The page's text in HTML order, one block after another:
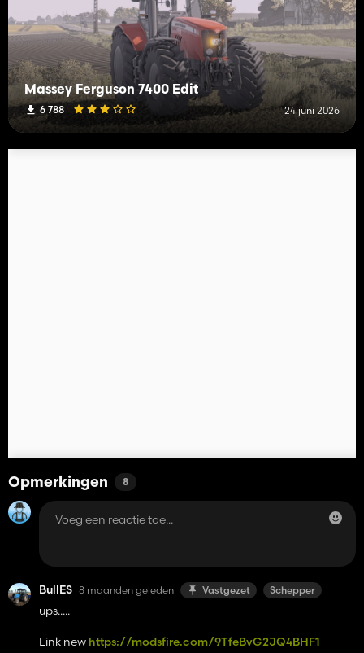
Massey Ferguson 7400 Edit
6 788 24 juni 2026
Opmerkingen 8
BullES 8 maanden geleden Vastgezet Schepper
ups.....
Link new https://modsfire.com/9TfeBvG2JQ4BHF1